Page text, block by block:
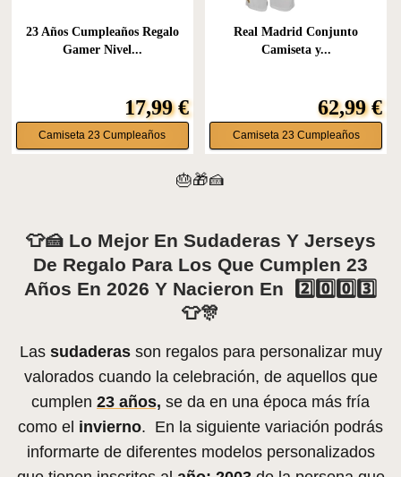
23 Años Cumpleaños Regalo
Gamer Nivel...
17,99 €
Camiseta 23 Cumpleaños
Real Madrid Conjunto
Camiseta y...
62,99 €
Camiseta 23 Cumpleaños
🎂🎁🍰
👕🍰 Lo Mejor En Sudaderas Y Jerseys
De Regalo Para Los Que Cumplen 23
Años En 2026 Y Nacieron En 2️⃣0️⃣0️⃣3️⃣
👕🎊
Las sudaderasson regalos para personalizar muy
valorados cuando la celebración, de aquellos que
cumplen 23 años, se da en una época más fría
como el invierno. En la siguiente variación podrás
informarte de diferentes modelos personalizados